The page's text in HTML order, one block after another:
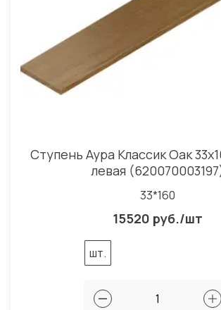
Ступень Аура Классик Оак
левая
33*160
15520 руб./шт
шт.